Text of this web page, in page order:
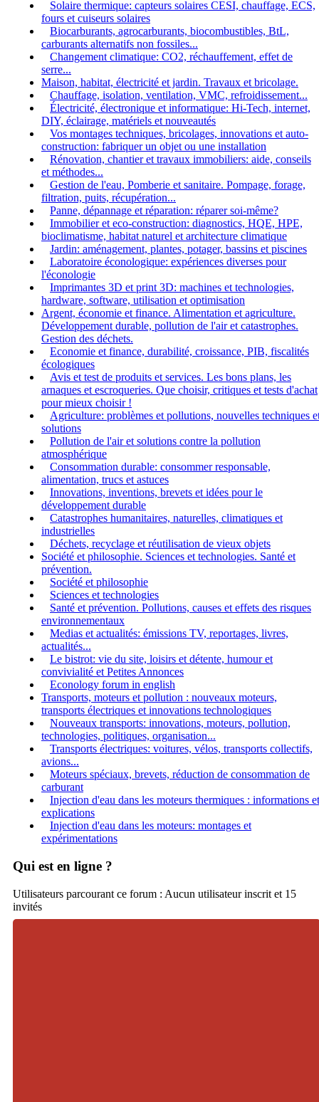
Solaire thermique: capteurs solaires CESI, chauffage, ECS,
fours et cuiseurs solaires
Biocarburants, agrocarburants, biocombustibles, BtL,
carburants alternatifs non fossiles...
Changement climatique: CO2, réchauffement, effet de
serre...
Maison, habitat, électricité et jardin. Travaux et bricolage.
Chauffage, isolation, ventilation, VMC, refroidissement...
Électricité, électronique et informatique: Hi-Tech, internet,
DIY, éclairage, matériels et nouveautés
Vos montages techniques, bricolages, innovations et auto-
construction: fabriquer un objet ou une installation
Rénovation, chantier et travaux immobiliers: aide, conseils
et méthodes...
Gestion de l'eau, Pomberie et sanitaire. Pompage, forage,
filtration, puits, récupération...
Panne, dépannage et réparation: réparer soi-même?
Immobilier et eco-construction: diagnostics, HQE, HPE,
bioclimatisme, habitat naturel et architecture climatique
Jardin: aménagement, plantes, potager, bassins et piscines
Laboratoire éconologique: expériences diverses pour
l'éconologie
Imprimantes 3D et print 3D: machines et technologies,
hardware, software, utilisation et optimisation
Argent, économie et finance. Alimentation et agriculture.
Développement durable, pollution de l'air et catastrophes.
Gestion des déchets.
Economie et finance, durabilité, croissance, PIB, fiscalités
écologiques
Avis et test de produits et services. Les bons plans, les
arnaques et escroqueries. Que choisir, critiques et tests d'achat
pour mieux choisir !
Agriculture: problèmes et pollutions, nouvelles techniques
solutions
Pollution de l'air et solutions contre la pollution
atmosphérique
Consommation durable: consommer responsable,
alimentation, trucs et astuces
Innovations, inventions, brevets et idées pour le
développement durable
Catastrophes humanitaires, naturelles, climatiques et
industrielles
Déchets, recyclage et réutilisation de vieux objets
Société et philosophie. Sciences et technologies. Santé et
prévention.
Société et philosophie
Sciences et technologies
Santé et prévention. Pollutions, causes et effets des risques
environnementaux
Medias et actualités: émissions TV, reportages, livres,
actualités...
Le bistrot: vie du site, loisirs et détente, humour et
convivialité et Petites Annonces
Econology forum in english
Transports, moteurs et pollution : nouveaux moteurs,
transports électriques et innovations technologiques
Nouveaux transports: innovations, moteurs, pollution,
technologies, politiques, organisation...
Transports électriques: voitures, vélos, transports collectifs,
avions...
Moteurs spéciaux, brevets, réduction de consommation de
carburant
Injection d'eau dans les moteurs thermiques : informations et
explications
Injection d'eau dans les moteurs: montages et
expérimentations
Qui est en ligne ?
Utilisateurs parcourant ce forum : Aucun utilisateur inscrit et 15
invités